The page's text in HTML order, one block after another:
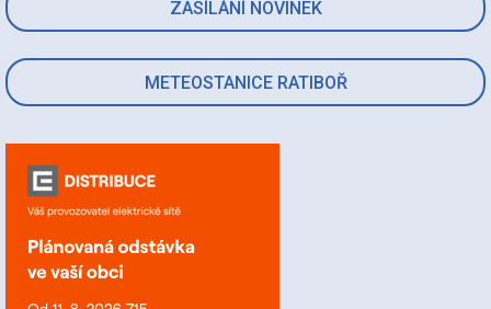
ZASÍLÁNÍ NOVINEK
METEOSTANICE RATIBOŘ